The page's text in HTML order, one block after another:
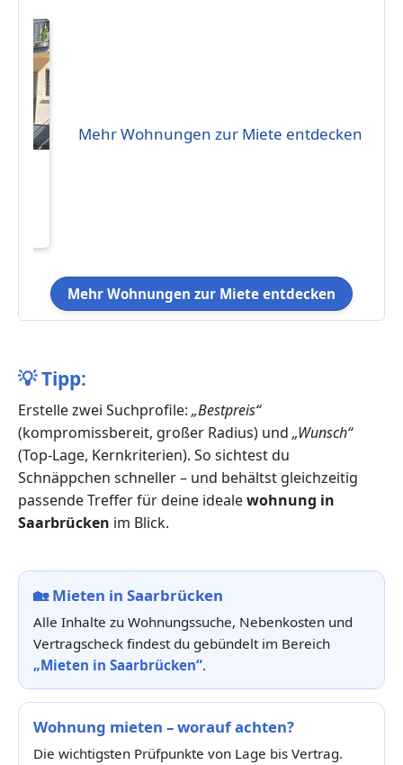
Mehr Wohnungen zur Miete entdecken
Mehr Wohnungen zur Miete entdecken
💡Tipp:
Erstelle zwei Suchprofile: „Bestpreis“
(kompromissbereit, großer Radius) und „Wunsch“
(Top-Lage, Kernkriterien). So sichtest du
Schnäppchen schneller – und behältst gleichzeitig
passende Treffer für deine idealewohnung in
Saarbrücken im Blick.
🏡Mieten in Saarbrücken
Alle Inhalte zu Wohnungssuche, Nebenkosten und
Vertragscheck findest du gebündelt im Bereich
„Mieten in Saarbrücken“.
Wohnung mieten – worauf achten?
Die wichtigsten Prüfpunkte von Lage bis Vertrag.